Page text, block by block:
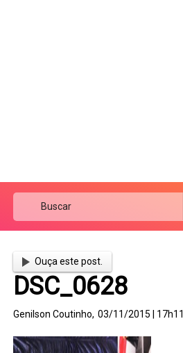
Ouça este post.
DSC_0628
Genilson Coutinho, 03/11/2015 | 17h11